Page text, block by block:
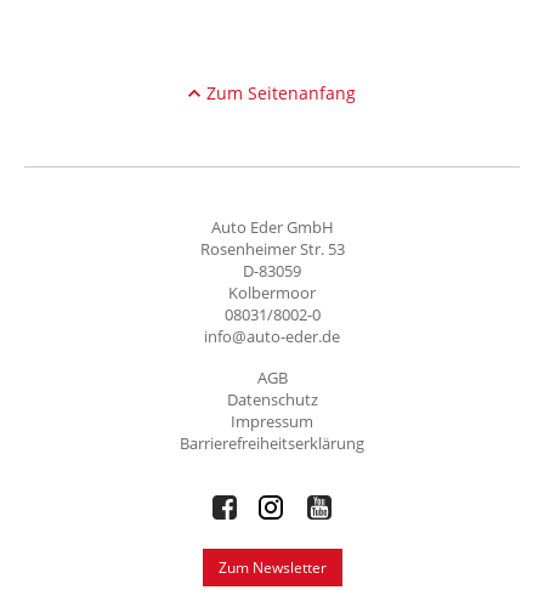
Zum Seitenanfang
Auto Eder GmbH
Rosenheimer Str. 53
D-83059
Kolbermoor
08031/8002-0
info@auto-eder.de
AGB
Datenschutz
Impressum
Barrierefreiheitserklärung
Zum Newsletter